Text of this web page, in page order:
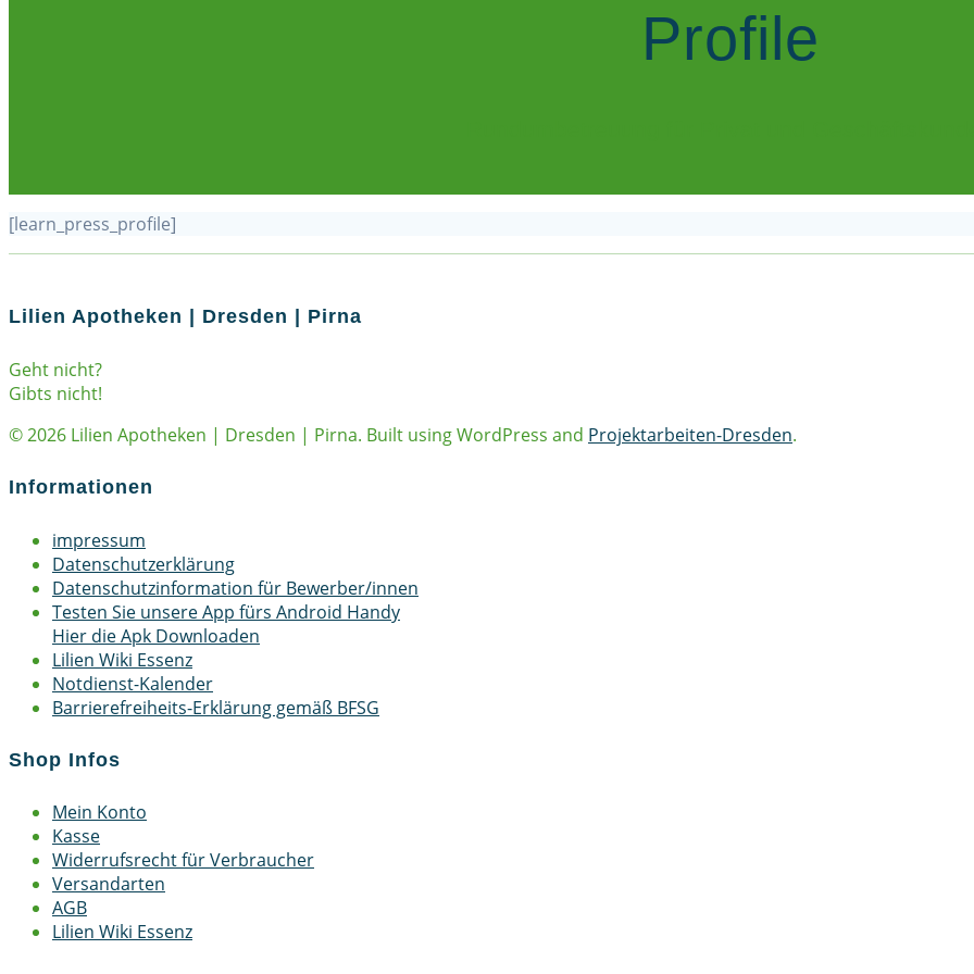
Profile
[learn_press_profile]
Lilien Apotheken | Dresden | Pirna
Geht nicht?
Gibts nicht!
© 2026 Lilien Apotheken | Dresden | Pirna. Built using WordPress and Projektarbeiten-Dresden.
Informationen
impressum
Datenschutzerklärung
Datenschutzinformation für Bewerber/innen
Testen Sie unsere App fürs Android Handy
Hier die Apk Downloaden
Lilien Wiki Essenz
Notdienst-Kalender
Barrierefreiheits-Erklärung gemäß BFSG
Shop Infos
Mein Konto
Kasse
Widerrufsrecht für Verbraucher
Versandarten
AGB
Lilien Wiki Essenz